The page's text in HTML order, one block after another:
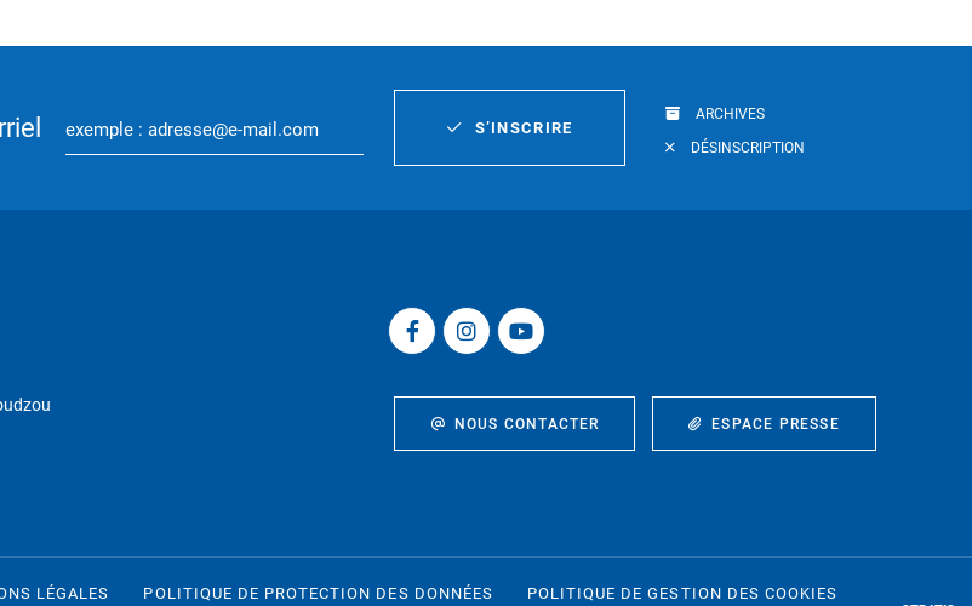
S’INSCRIRE
ARCHIVES
DÉSINSCRIPTION
NOUS CONTACTER ESPACE PRESSE
LÉGALES POLITIQUE DE PROTECTION DES DONNÉES POLITIQUE DE GESTION DES COOKIES